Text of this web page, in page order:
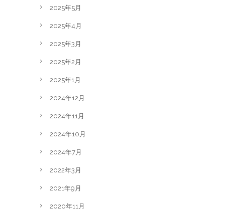
2025年5月
2025年4月
2025年3月
2025年2月
2025年1月
2024年12月
2024年11月
2024年10月
2024年7月
2022年3月
2021年9月
2020年11月